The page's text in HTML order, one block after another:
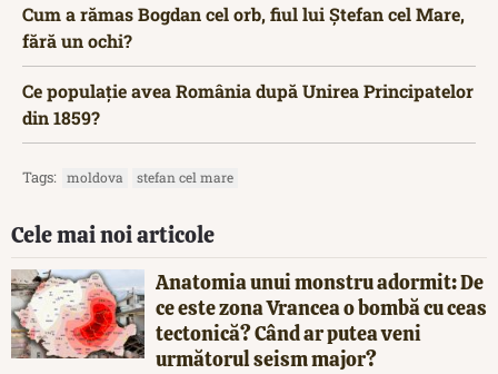
Cum a rămas Bogdan cel orb, fiul lui Ştefan cel Mare,
fără un ochi?
Ce populație avea România după Unirea Principatelor
din 1859?
Tags: moldova stefan cel mare
Cele mai noi articole
Anatomia unui monstru adormit: De
ce este zona Vrancea o bombă cu ceas
tectonică? Când ar putea veni
următorul seism major?